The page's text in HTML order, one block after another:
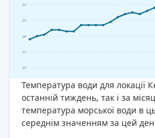
26°
27°
28°
29°
30°
Температура води для локації
останній тиждень, так і за
температура морської води в
середнім значенням за цей